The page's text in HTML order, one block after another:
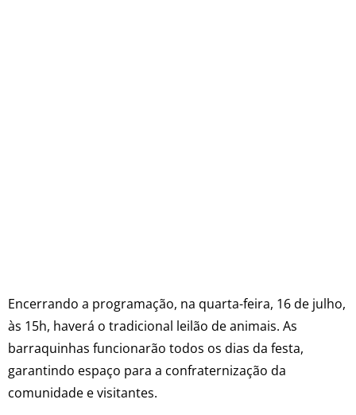
Encerrando a programação, na quarta-feira, 16 de julho,
às 15h, haverá o tradicional leilão de animais. As
barraquinhas funcionarão todos os dias da festa,
garantindo espaço para a confraternização da
comunidade e visitantes.